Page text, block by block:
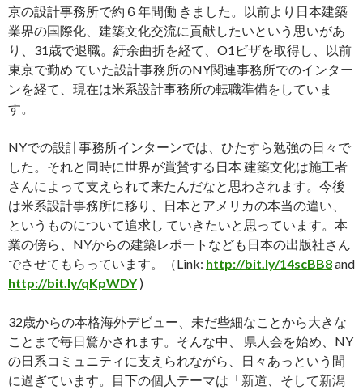
京の設計事務所で約６年間働 きました。以前より日本建築
業界の国際化、建築文化交流に貢献したいという思いがあ
り、31歳で退職。紆余曲折を経て、O1ビザを取得し、以前
東京で勤め ていた設計事務所のNY関連事務所でのインター
ンを経て、現在は米系設計事務所の転職準備をしていま
す。
NYでの設計事務所インターンでは、ひたすら勉強の日々で
した。それと同時に世界が賞賛する日本 建築文化は施工者
さんによって支えられて来たんだなと思わされます。今後
は米系設計事務所に移り、日本とアメリカの本当の違い、
というものについて追求し ていきたいと思っています。本
業の傍ら、NYからの建築レポートなども日本の出版社さん
でさせてもらっています。（Link: http://bit.ly/14scBB8and
http://bit.ly/qKpWDY )
32歳からの本格海外デビュー、未だ些細なことから大きな
ことまで毎日驚かされます。そんな中、 県人会を始め、NY
の日系コミュニティに支えられながら、日々あっという間
に過ぎています。目下の個人テーマは「新道、そして新潟